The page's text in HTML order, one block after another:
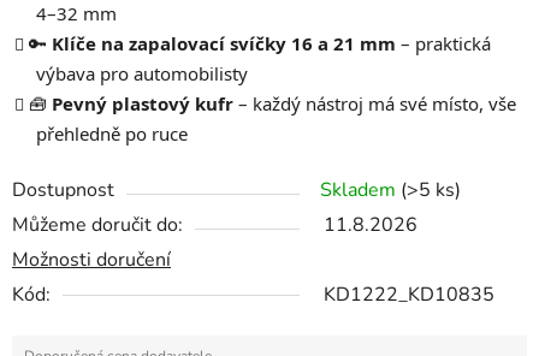
4–32 mm
🔑 Klíče na zapalovací svíčky 16 a 21 mm – praktická
výbava pro automobilisty
🧰 Pevný plastový kufr – každý nástroj má své místo, vše
přehledně po ruce
Dostupnost Skladem (>5 ks)
Můžeme doručit do:
11.8.2026
Možnosti doručení
Kód:
KD1222_KD10835